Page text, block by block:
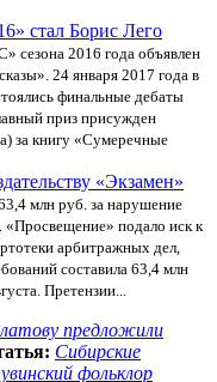
стал Борис Лего
сезона 2016 года объявлен
24 января 2017 года в
финальные дебаты
приз присужден
за книгу «Сумеречные
«Экзамен»
млн руб. за нарушение
«Просвещение» подало иск к
арбитражных дел,
составила 63,4 млн
Претензии...
предложили
Сибирские
фольклор